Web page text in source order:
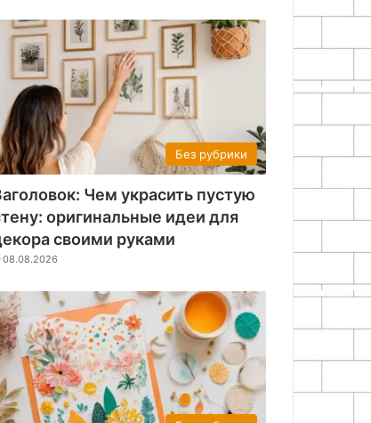
Без рубрики
Чем украсить пустую
оригинальные идеи для
своими руками
08.08.2026